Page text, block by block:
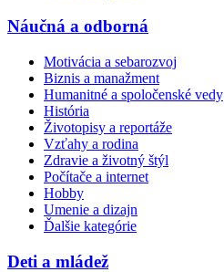
Náučná a odborná
Motivácia a sebarozvoj
Biznis a manažment
Humanitné a spoločenské vedy
História
Životopisy a reportáže
Vzťahy a rodina
Zdravie a životný štýl
Počítače a internet
Hobby
Umenie a dizajn
Ďalšie kategórie
Deti a mládež